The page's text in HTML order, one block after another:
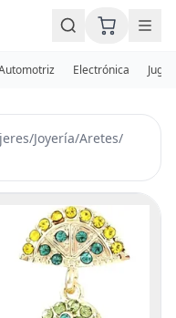
Electrónica
/Joyería/Aretes/